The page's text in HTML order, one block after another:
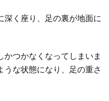
深く座り、足の裏が地面に
つかなくなってしまいま
な状態になり、足の重さ